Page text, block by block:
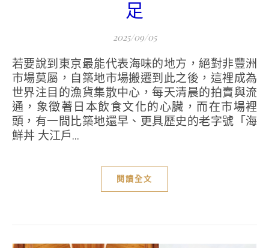
足
2025/09/05
若要說到東京最能代表海味的地方，絕對非豐洲
市場莫屬，自築地市場搬遷到此之後，這裡成為
世界注目的漁貨集散中心，每天清晨的拍賣與流
通，象徵著日本飲食文化的心臟，而在市場裡
頭，有一間比築地還早、更具歷史的老字號「海
鮮丼 大江戶...
閱讀全文